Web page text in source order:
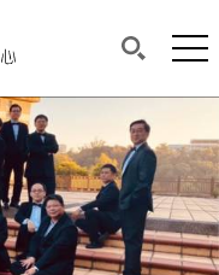
站主要連結。
心
搜尋(開
網
區。